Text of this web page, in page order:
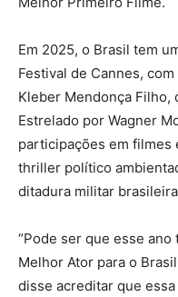
Em 2025, o Brasil tem
Festival de Cannes,
Kleber Mendonça Filho,
Estrelado por Wagner
participações em filmes
thriller político
ditadura militar
“Pode ser que esse
Melhor Ator para o
disse acreditar que